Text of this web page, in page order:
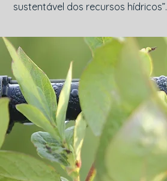
sustentável dos recursos hídricos”.